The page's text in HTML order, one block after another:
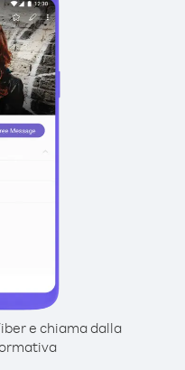
e chiama dalla